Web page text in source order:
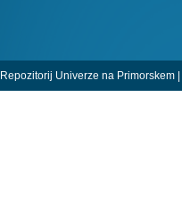
Repozitorij Univerze na Primorskem |